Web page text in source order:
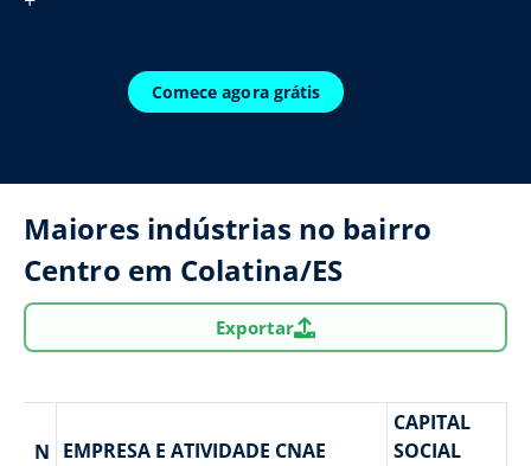
Comece agora grátis
Maiores indústrias no bairro
Centro em Colatina/ES
Exportar
N EMPRESA E ATIVIDADE CNAE
CAPITAL
SOCIAL